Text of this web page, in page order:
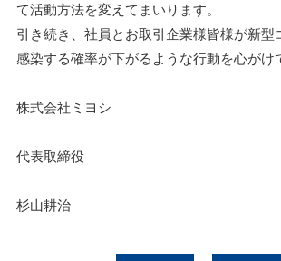
て活動方法を変えてまいります。
引き続き、社員とお取引企業様皆様が新型
感染する確率が下がるような行動を心がけ
株式会社ミヨシ
代表取締役
杉山耕治